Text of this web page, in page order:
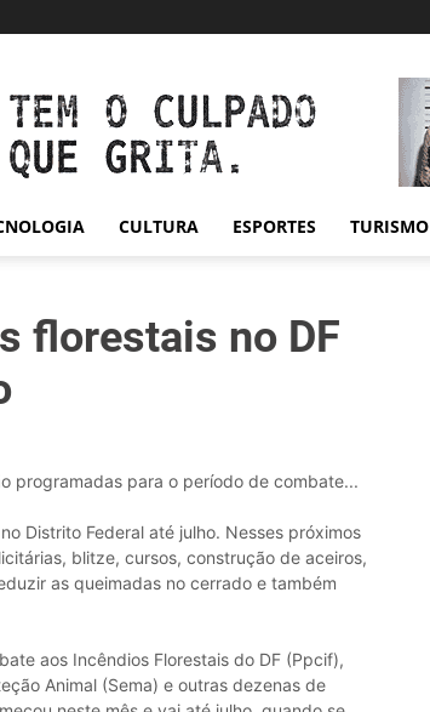
CULTURA ESPORTES TURISMO
florestais no DF
programadas para o período de combate...
Distrito Federal até julho. Nesses próximos
blitze, cursos, construção de aceiros,
as queimadas no cerrado e também
aos Incêndios Florestais do DF (Ppcif),
Animal (Sema) e outras dezenas de